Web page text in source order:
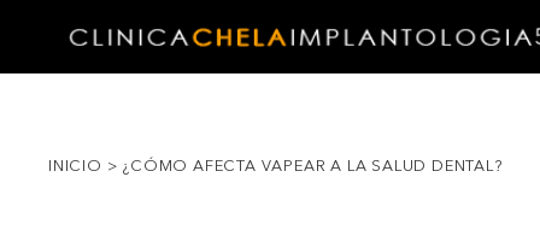
INICIO > ¿CÓMO AFECTA VAPEAR A LA SALUD DENTAL?